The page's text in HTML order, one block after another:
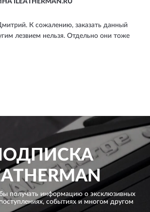
К сожалению, заказать данный
лезвием нельзя. Отдельно они тоже
получать информацию о эксклюзивных
событиях и многом другом